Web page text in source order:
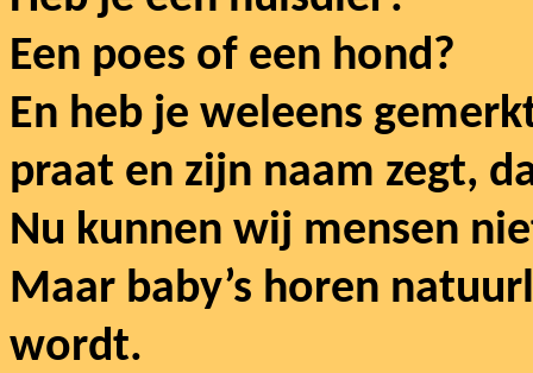
Een poes of een hond?
En heb je weleens
praat en zijn naam zegt,
Nu kunnen wij mensen
Maar baby’s horen
wordt.